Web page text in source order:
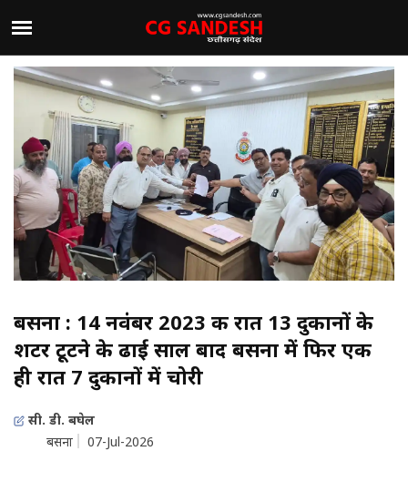
बसना : 14 नवंबर 2023 की रात 13 दुकानों के
शटर टूटने के ढाई साल बाद बसना में फिर एक
ही रात 7 दुकानों में चोरी
सी. डी. बघेल
बसना
07-Jul-2026